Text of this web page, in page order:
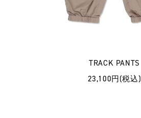
TRACK PANTS
23,100円(税込)